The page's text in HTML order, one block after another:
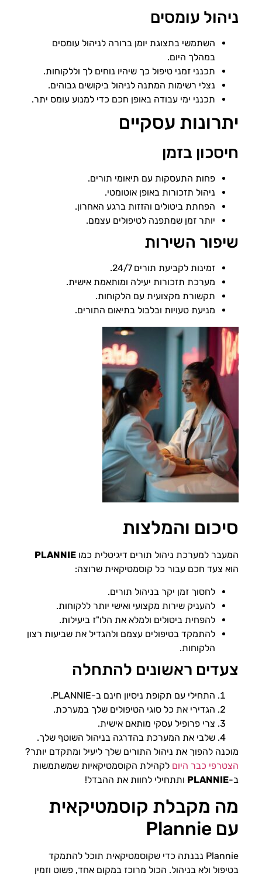
ניהול עומסים
השתמשי בתצוגת יומן ברורה לניהול עומסים
במהלך היום.
תכנני זמני טיפול כך שיהיו נוחים לך וללקוחות.
נצלי רשימות המתנה לניהול ביקושים גבוהים.
תכנני ימי עבודה באופן חכם כדי למנוע עומס יתר.
יתרונות עסקיים
חיסכון בזמן
פחות התעסקות עם תיאומי תורים.
ניהול תזכורות באופן אוטומטי.
הפחתת ביטולים והזזות ברגע האחרון.
יותר זמן שמתפנה לטיפולים עצמם.
שיפור השירות
זמינות לקביעת תורים 24/7.
מערכת תזכורות יעילה ומותאמת אישית.
תקשורת מקצועית עם הלקוחות.
מניעת טעויות ובלבול בתיאום התורים.
סיכום והמלצות
המעבר למערכת ניהול תורים דיגיטלית כמו PLANNIE
הוא צעד חכם עבור כל קוסמטיקאית שרוצה:
לחסוך זמן יקר בניהול תורים.
להעניק שירות מקצועי ואישי יותר ללקוחות.
להפחית ביטולים ולמלא את הלו"ז ביעילות.
להתמקד בטיפולים עצמם ולהגדיל את שביעות רצון
הלקוחות.
צעדים ראשונים להתחלה
התחילי עם תקופת ניסיון חינם ב-PLANNIE.
הגדירי את כל סוגי הטיפולים שלך במערכת.
צרי פרופיל עסקי מותאם אישית.
שלבי את המערכת בהדרגה בניהול השוטף שלך.
מוכנה להפוך את ניהול התורים שלך ליעיל ומתקדם יותר?
הצטרפי כבר היום לקהילת הקוסמטיקאיות שמשתמשות
ב-PLANNIE ותתחילי לחוות את ההבדל!
מה מקבלת קוסמטיקאית
עם Plannie
Plannie נבנתה כדי שקוסמטיקאית תוכל להתמקד
בטיפול ולא בניהול. הכול מרוכז במקום אחד, פשוט וזמין